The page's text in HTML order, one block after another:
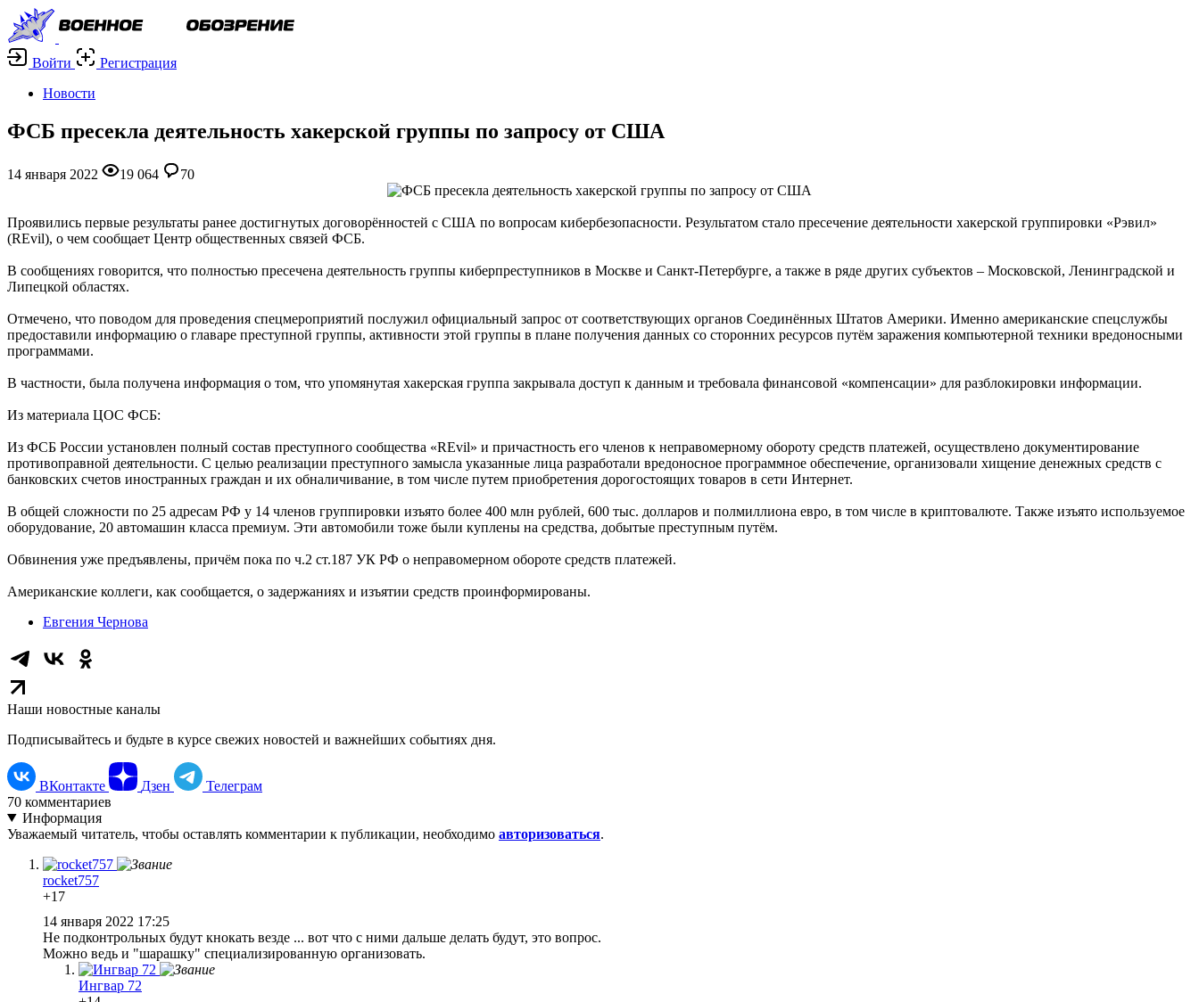
Войти
Регистрация
Новости
ФСБ пресекла деятельность хакерской группы по запросу от США
14 января 2022 19 064 70
Проявились первые результаты ранее достигнутых договорённостей с США по вопросам кибербезопасности. Результатом стало пресечение деятельности хакерской группировки «Рэвил»
(REvil), о чем сообщает Центр общественных связей ФСБ.
В сообщениях говорится, что полностью пресечена деятельность группы киберпреступников в Москве и Санкт-Петербурге, а также в ряде других субъектов – Московской, Ленинградской и
Липецкой областях.
Отмечено, что поводом для проведения спецмероприятий послужил официальный запрос от соответствующих органов Соединённых Штатов Америки. Именно американские спецслужбы
предоставили информацию о главаре преступной группы, активности этой группы в плане получения данных со сторонних ресурсов путём заражения компьютерной техники вредоносными
программами.
В частности, была получена информация о том, что упомянутая хакерская группа закрывала доступ к данным и требовала финансовой «компенсации» для разблокировки информации.
Из материала ЦОС ФСБ:
Из ФСБ России установлен полный состав преступного сообщества «REvil» и причастность его членов к неправомерному обороту средств платежей, осуществлено документирование
противоправной деятельности. С целью реализации преступного замысла указанные лица разработали вредоносное программное обеспечение, организовали хищение денежных средств с
банковских счетов иностранных граждан и их обналичивание, в том числе путем приобретения дорогостоящих товаров в сети Интернет.
В общей сложности по 25 адресам РФ у 14 членов группировки изъято более 400 млн рублей, 600 тыс. долларов и полмиллиона евро, в том числе в криптовалюте. Также изъято используемое
оборудование, 20 автомашин класса премиум. Эти автомобили тоже были куплены на средства, добытые преступным путём.
Обвинения уже предъявлены, причём пока по ч.2 ст.187 УК РФ о неправомерном обороте средств платежей.
Американские коллеги, как сообщается, о задержаниях и изъятии средств проинформированы.
Евгения Чернова
Наши новостные каналы
Подписывайтесь и будьте в курсе свежих новостей и важнейших событиях дня.
ВКонтакте Дзен
Телеграм
70 комментариев
Информация
Уважаемый читатель, чтобы оставлять комментарии к публикации, необходимо авторизоваться.
rocket757
+17
14 января 2022 17:25
Не подконтрольных будут кнокать везде ... вот что с ними дальше делать будут, это вопрос.
Можно ведь и "шарашку" специализированную организовать.
Ингвар 72